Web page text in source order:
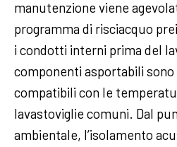
manutenzione viene
programma di risciacquo
i condotti interni prima del
componenti asportabili
compatibili con le
lavastoviglie comuni. Dal
ambientale, l’isolamento